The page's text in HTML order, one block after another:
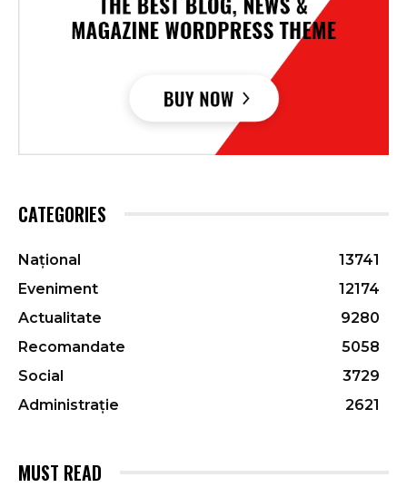
CATEGORIES
Național
13741
Eveniment
12174
Actualitate
9280
Recomandate
5058
Social
3729
Administrație
2621
MUST READ